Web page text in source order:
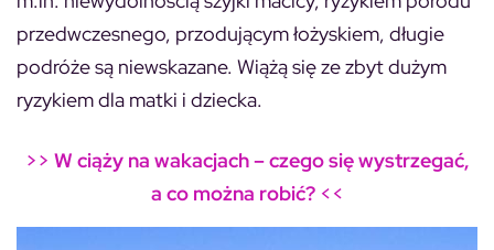
przedwczesnego, przodującym łożyskiem, długie
podróże są niewskazane. Wiążą się ze zbyt dużym
ryzykiem dla matki i dziecka.
>> W ciąży na wakacjach – czego się wystrzegać,
a co można robić?<<